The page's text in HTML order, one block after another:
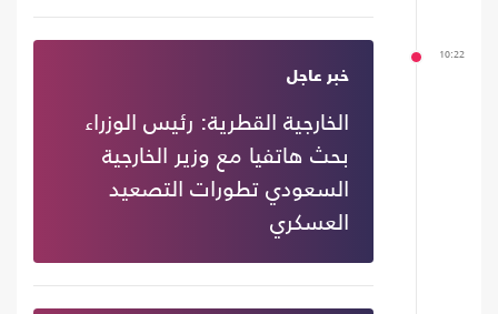
10:22
خبر عاجل
الخارجية القطرية: رئيس الوزراء
بحث هاتفيا مع وزير الخارجية
السعودي تطورات التصعيد
العسكري